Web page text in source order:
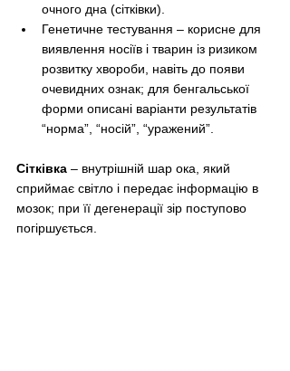
очного дна (сітківки).
Генетичне тестування – корисне для
виявлення носіїв і тварин із ризиком
розвитку хвороби, навіть до появи
очевидних ознак; для бенгальської
форми описані варіанти результатів
“норма”, “носій”, “уражений”.
Сітківка – внутрішній шар ока, який
сприймає світло і передає інформацію в
мозок; при її дегенерації зір поступово
погіршується.